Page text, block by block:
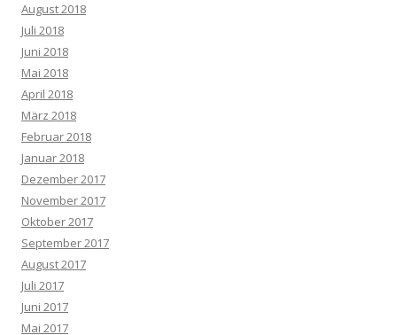
August 2018
Juli 2018
Juni 2018
Mai 2018
April 2018
März 2018
Februar 2018
Januar 2018
Dezember 2017
November 2017
Oktober 2017
September 2017
August 2017
Juli 2017
Juni 2017
Mai 2017